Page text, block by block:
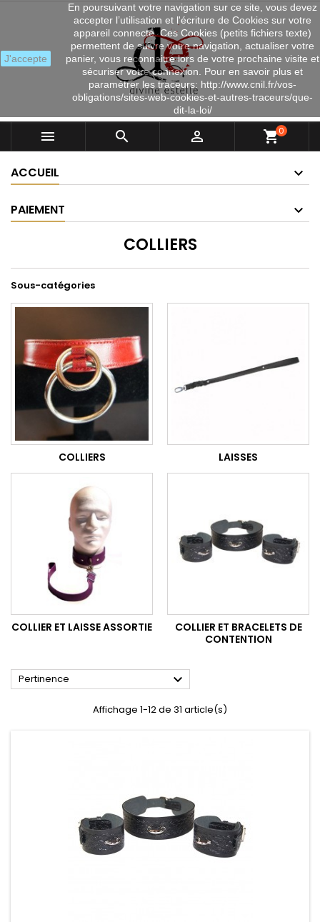
   shopping_cart0
ACCUEIL
PAIEMENT
COLLIERS
Sous-catégories
COLLIERS LAISSES
COLLIER ET LAISSE ASSORTIE
COLLIER ET BRACELETS DE
CONTENTION
Pertinence 
Affichage 1-12 de 31 article(s)
J'accepte
En poursuivant votre navigation sur ce site, vous devez
accepter l’utilisation et l'écriture de Cookies sur votre
appareil connecté. Ces Cookies (petits fichiers texte)
permettent de suivre votre navigation, actualiser votre
panier, vous reconnaitre lors de votre prochaine visite et
sécuriser votre connexion. Pour en savoir plus et
paramétrer les traceurs: http://www.cnil.fr/vos-
obligations/sites-web-cookies-et-autres-traceurs/que-
dit-la-loi/